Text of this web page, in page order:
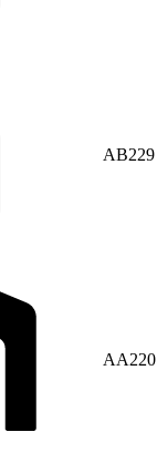
AB229
AA220